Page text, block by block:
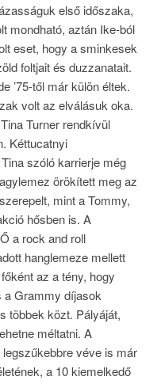
első időszaka,
mondható, aztán Ike-ból
eset, hogy a sminkesek
foltjait és duzzanatait.
’75-től már külön éltek.
volt az elválásuk oka.
Turner rendkívül
Kéttucatnyi
szóló karrierje még
örökített meg az
mint a Tommy,
hősben is. A
a rock and roll
hanglemeze mellett
az a tény, hogy
a Grammy díjasok
többek közt. Pályáját,
méltatni. A
véve is már
a 10 kiemelkedő